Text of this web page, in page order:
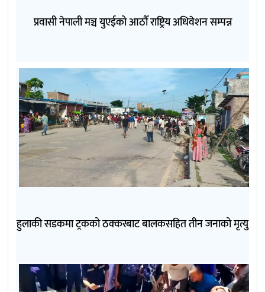
प्रवासी नेपाली मञ्च युएईको आठौँ राष्ट्रिय अधिवेशन सम्पन्न
हुलाकी सडकमा ट्रकको ठक्करबाट बालकसहित तीन जनाको मृत्यु